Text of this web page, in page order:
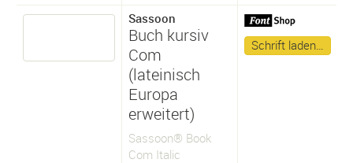
Sassoon
Buch kursiv
Com
(lateinisch
Europa
erweitert)
Sassoon® Book
Com Italic
Schrift laden…